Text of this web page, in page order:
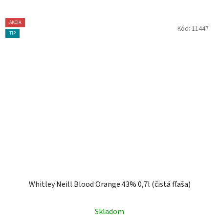
AKCIA
TIP
Whitley Neill Blood Orange 43% 0,7l (čistá fľaša)
Skladom
Kód: 11447